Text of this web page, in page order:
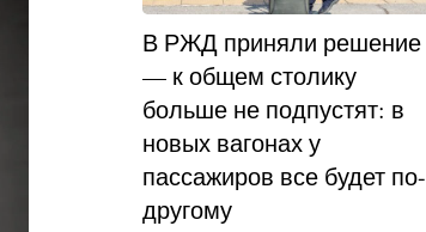
В РЖД приняли решение
— к общем столику
больше не подпустят: в
новых вагонах у
пассажиров все будет по-
другому